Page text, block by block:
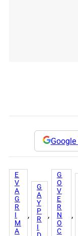
Google
E
V
A
G
R
I
M
A
,
G
A
Y
P
R
I
,
G
O
V
E
R
N
O
C
,